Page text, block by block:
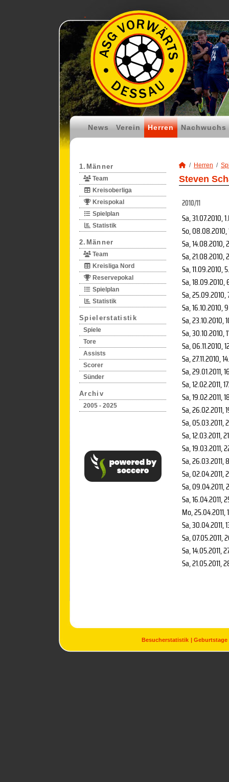
News Verein Herren Nachwuchs
1.Männer
Team
Kreisoberliga
Kreispokal
Spielplan
Statistik
2.Männer
Team
Kreisliga Nord
Reservepokal
Spielplan
Statistik
Spielerstatistik
Spiele
Tore
Assists
Scorer
Sünder
Archiv
2005 - 2025
Herren
Steven
2010/11
Sa, 31.07.2010,
So, 08.08.2010,
Sa, 14.08.2010,
Sa, 21.08.2010,
Sa, 11.09.2010,
Sa, 18.09.2010,
Sa, 25.09.2010,
Sa, 16.10.2010,
Sa, 23.10.2010,
Sa, 30.10.2010,
Sa, 06.11.2010,
Sa, 27.11.2010,
Sa, 29.01.2011,
Sa, 12.02.2011,
Sa, 19.02.2011,
Sa, 26.02.2011,
Sa, 05.03.2011,
Sa, 12.03.2011,
Sa, 19.03.2011,
Sa, 26.03.2011,
Sa, 02.04.2011,
Sa, 09.04.2011,
Sa, 16.04.2011,
Mo, 25.04.2011,
Sa, 30.04.2011,
Sa, 07.05.2011,
Sa, 14.05.2011,
Sa, 21.05.2011,
Besucherstatistik Geburtstage